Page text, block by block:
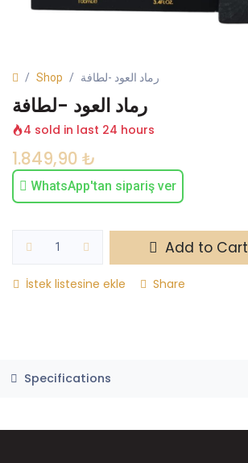
Shop رماد العود -لطافة
رماد العود -لطافة
4 sold in last 24 hours
1.849,90 ₺
WhatsApp'tan sipariş ver
Add to Cart
İstek listesine ekle Share
Specifications